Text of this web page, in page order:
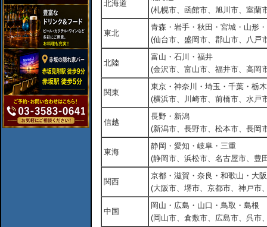
北海道
(札幌市、函館市、旭川市、室蘭
東北
青森・岩手・秋田・宮城・山形
(仙台市、盛岡市、郡山市、八戸
北陸
富山・石川・福井
(金沢市、富山市、福井市、高岡
関東
東京・神奈川・埼玉・千葉・栃
(横浜市、川崎市、前橋市、水戸
信越
長野・新潟
(新潟市、長野市、松本市、長岡
東海
静岡・愛知・岐阜・三重
(静岡市、浜松市、名古屋市、豊
関西
京都・滋賀・奈良・和歌山・大
(大阪市、堺市、京都市、神戸市
中国
岡山・広島・山口・鳥取・島根
(岡山市、倉敷市、広島市、呉市